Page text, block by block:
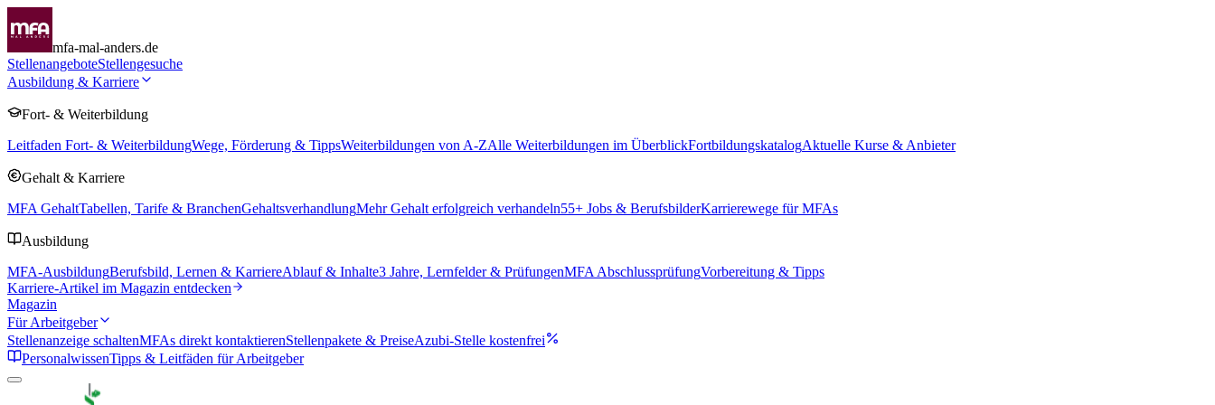
mfa-mal-anders.de
StellenangeboteStellengesuche
Ausbildung & Karriere
Fort- & Weiterbildung
Leitfaden Fort- & WeiterbildungWege, Förderung & TippsWeiterbildungen von A-ZAlle Weiterbildungen im ÜberblickFortbildungskatalogAktuelle Kurse & Anbieter
Gehalt & Karriere
MFA GehaltTabellen, Tarife & BranchenGehaltsverhandlungMehr Gehalt erfolgreich verhandeln55+ Jobs & BerufsbilderKarrierewege für MFAs
Ausbildung
MFA-AusbildungBerufsbild, Lernen & KarriereAblauf & Inhalte3 Jahre, Lernfelder & PrüfungenMFA AbschlussprüfungVorbereitung & Tipps
Karriere-Artikel im Magazin entdecken
Magazin
Für Arbeitgeber
Stellenanzeige schaltenMFAs direkt kontaktierenStellenpakete & PreiseAzubi-Stelle kostenfrei
PersonalwissenTipps & Leitfäden für Arbeitgeber